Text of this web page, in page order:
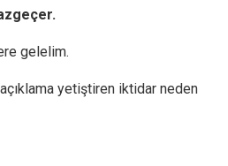
gelelim.
yetiştiren iktidar neden